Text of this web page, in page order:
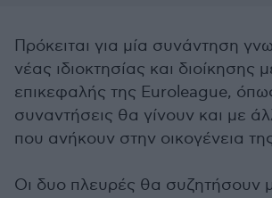
Πρόκειται για μία συνάντηση
νέας ιδιοκτησίας και διοίκησης
επικεφαλής της Euroleague,
συναντήσεις θα γίνουν και με
που ανήκουν στην οικογένεια
Οι δυο πλευρές θα συζητήσουν